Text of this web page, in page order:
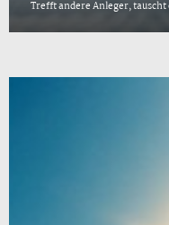
Trefft andere Anleger, tauscht